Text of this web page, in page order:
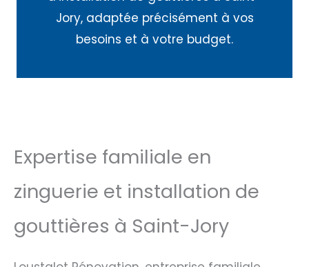
Jory, adaptée précisément à vos
besoins et à votre budget.
Expertise familiale en
zinguerie et installation de
gouttières à Saint-Jory